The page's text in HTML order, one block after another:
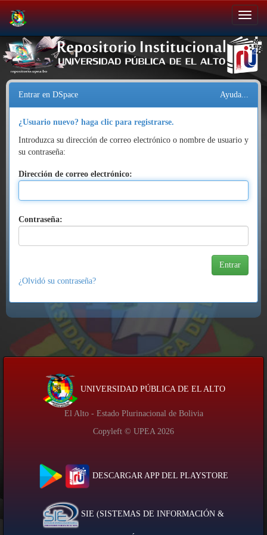
Salir
de
la
navegación
Entrar en DSpace Ayuda...
¿Usuario nuevo? haga clic para registrarse.
Introduzca su dirección de correo electrónico o nombre de usuario y
su contraseña:
Dirección de correo electrónico:
Contraseña:
¿Olvidó su contraseña?
UNIVERSIDAD PÚBLICA DE EL ALTO
El Alto - Estado Plurinacional de Bolivia
Copyleft © UPEA 2026
DESCARGAR APP DEL PLAYSTORE
SIE (SISTEMAS DE INFORMACIÓN &